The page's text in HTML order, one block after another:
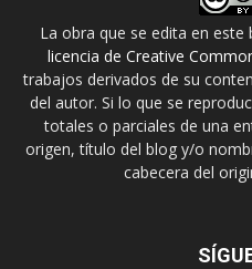
La obra que se edita en
licencia de Creative
trabajos derivados de su
del autor. Si lo que se
totales o parciales de una
origen, título del blog y/o
cabecera del